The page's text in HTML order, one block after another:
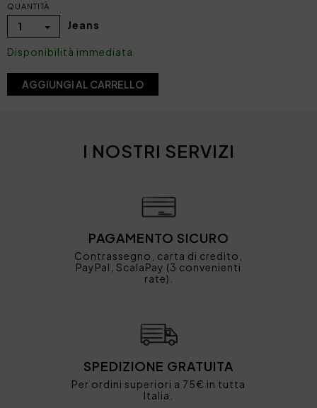
QUANTITÀ
1 Jeans
Disponibilità immediata
AGGIUNGI AL CARRELLO
I NOSTRI SERVIZI
PAGAMENTO SICURO
Contrassegno, carta di credito,
PayPal, ScalaPay (3 convenienti
rate).
SPEDIZIONE GRATUITA
Per ordini superiori a 75€ in tutta
Italia.